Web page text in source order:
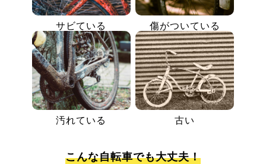
サビている 傷がついている
汚れている 古い
こんな自転車でも大丈夫！